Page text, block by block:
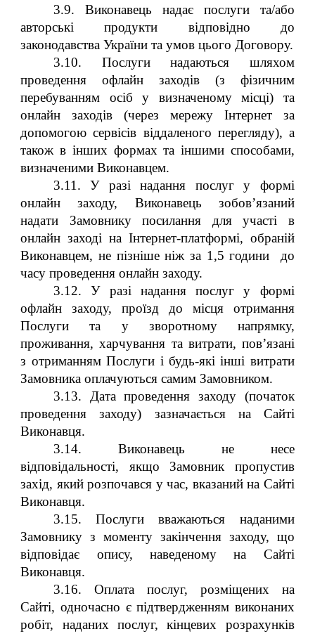
3.9. Виконавець надає послуги та/або
авторські продукти відповідно до
законодавства України та умов цього Договору.
3.10. Послуги надаються шляхом
проведення офлайн заходів (з фізичним
перебуванням осіб у визначеному місці) та
онлайн заходів (через мережу Інтернет за
допомогою сервісів віддаленого перегляду), а
також в інших формах та іншими способами,
визначеними Виконавцем.
3.11. У разі надання послуг у формі
онлайн заходу, Виконавець зобов’язаний
надати Замовнику посилання для участі в
онлайн заході на Інтернет-платформі, обраній
Виконавцем, не пізніше ніж за 1,5 години до
часу проведення онлайн заходу.
3.12. У разі надання послуг у формі
офлайн заходу, проїзд до місця отримання
Послуги та у зворотному напрямку,
проживання, харчування та витрати, пов’язані
з отриманням Послуги і будь-які інші витрати
Замовника оплачуються самим Замовником.
3.13. Дата проведення заходу (початок
проведення заходу) зазначається на Сайті
Виконавця.
3.14. Виконавець не несе
відповідальності, якщо Замовник пропустив
захід, який розпочався у час, вказаний на Сайті
Виконавця.
3.15. Послуги вважаються наданими
Замовнику з моменту закінчення заходу, що
відповідає опису, наведеному на Сайті
Виконавця.
3.16. Оплата послуг, розміщених на
Сайті, одночасно є підтвердженням виконаних
робіт, наданих послуг, кінцевих розрахунків